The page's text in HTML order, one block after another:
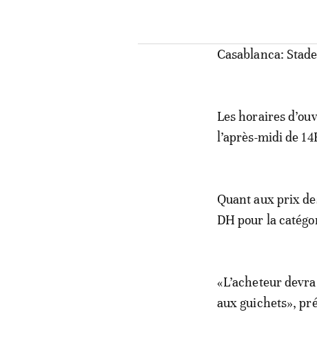
Casablanca:
Les horaires
l’après-midi de
Quant aux prix
DH pour la
«L’acheteur
aux guichets»,